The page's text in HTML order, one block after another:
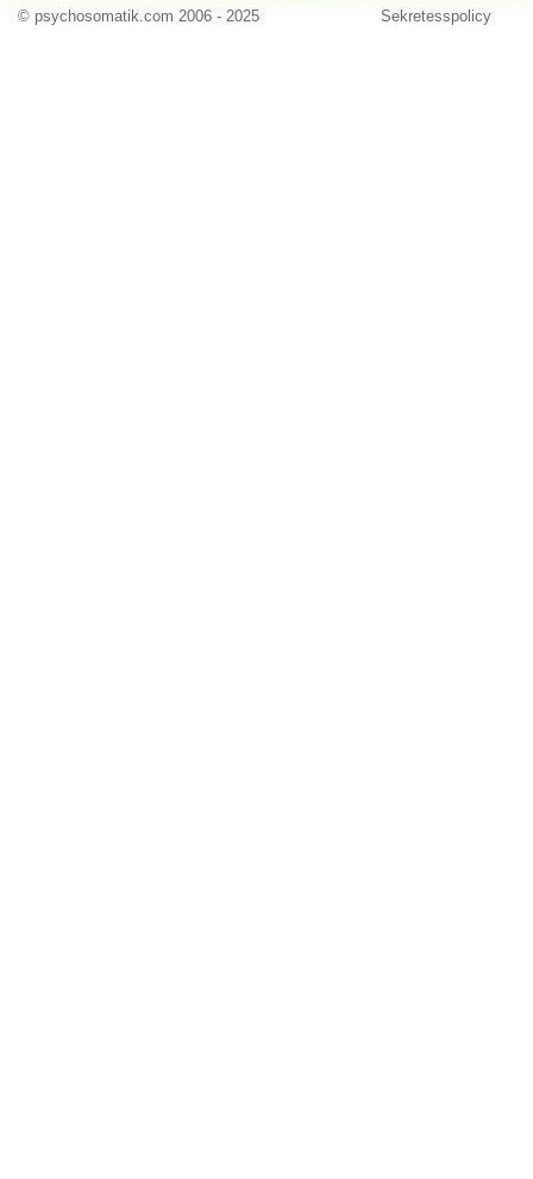
© psychosomatik.com 2006 - 2025 Sekretesspolicy